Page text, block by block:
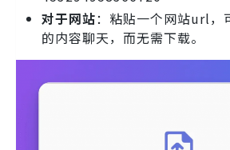
对于网站：粘贴一个网站url，
的内容聊天，而无需下载。